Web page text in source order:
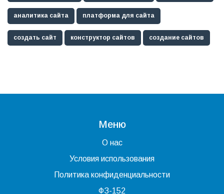
аналитика сайта платформа для сайта
создать сайт конструктор сайтов создание сайтов
Меню
О нас
Условия использования
Политика конфиденциальности
ФЗ-152